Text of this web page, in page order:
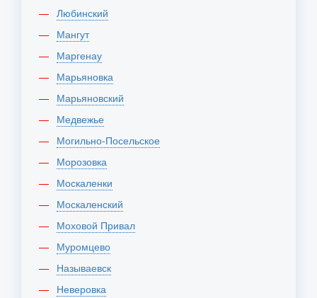
Любинский
Мангут
Маргенау
Марьяновка
Марьяновский
Медвежье
Могильно-Посельское
Морозовка
Москаленки
Москаленский
Моховой Привал
Муромцево
Называевск
Неверовка